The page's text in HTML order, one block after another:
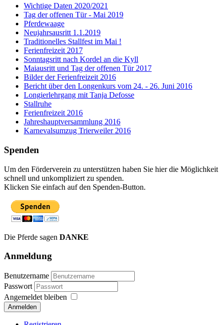
Wichtige Daten 2020/2021
Tag der offenen Tür - Mai 2019
Pferdewaage
Neujahrsausritt 1.1.2019
Traditionelles Stallfest im Mai !
Ferienfreizeit 2017
Sonntagsritt nach Kordel an die Kyll
Maiausritt und Tag der offenen Tür 2017
Bilder der Ferienfreizeit 2016
Bericht über den Longenkurs vom 24. - 26. Juni 2016
Longierlehrgang mit Tanja Defosse
Stallruhe
Ferienfreizeit 2016
Jahreshauptversammlung 2016
Karnevalsumzug Trierweiler 2016
Spenden
Um den Förderverein zu unterstützen haben Sie hier die Möglichkeit
schnell und unkompliziert zu spenden.
Klicken Sie einfach auf den Spenden-Button.
Die Pferde sagen DANKE
Anmeldung
Benutzername
Passwort
Angemeldet bleiben
Anmelden